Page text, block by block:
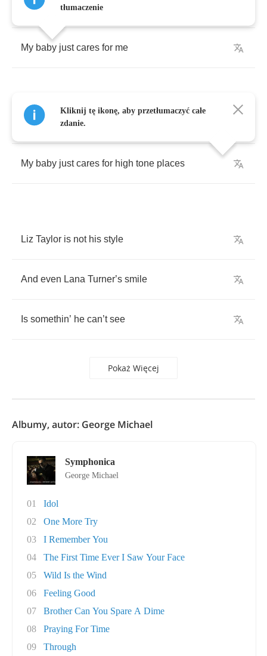
Baby don’t care for clothes
My baby just cares for me
My baby don’t care
My baby just cares for high tone places
Liz Taylor is not his style
And even Lana Turner’s smile
Is somethin’ he can’t see
Pokaż Więcej
tłumaczenie
Kliknij tę ikonę, aby przetłumaczyć całe
zdanie.
Albumy, autor: George Michael
Symphonica
George Michael
01
Idol
02
One More Try
03
I Remember You
04
The First Time Ever I Saw Your Face
05
Wild Is the Wind
06
Feeling Good
07
Brother Can You Spare A Dime
08
Praying For Time
09
Through